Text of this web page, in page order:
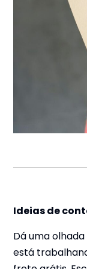
Ideias de
Dá uma
está